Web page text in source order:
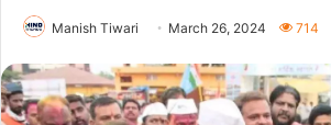
Manish Tiwari March 26, 2024 714